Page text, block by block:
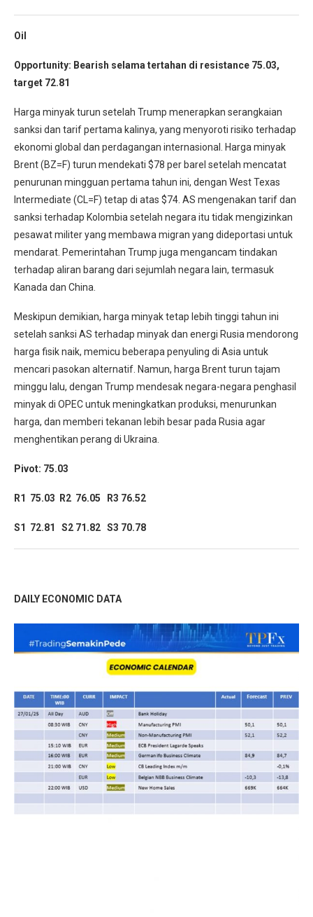
Oil
Opportunity: Bearish selama tertahan di resistance 75.03,
target 72.81
Harga minyak turun setelah Trump menerapkan serangkaian
sanksi dan tarif pertama kalinya, yang menyoroti risiko terhadap
ekonomi global dan perdagangan internasional. Harga minyak
Brent (BZ=F) turun mendekati $78 per barel setelah mencatat
penurunan mingguan pertama tahun ini, dengan West Texas
Intermediate (CL=F) tetap di atas $74. AS mengenakan tarif dan
sanksi terhadap Kolombia setelah negara itu tidak mengizinkan
pesawat militer yang membawa migran yang dideportasi untuk
mendarat. Pemerintahan Trump juga mengancam tindakan
terhadap aliran barang dari sejumlah negara lain, termasuk
Kanada dan China.
Meskipun demikian, harga minyak tetap lebih tinggi tahun ini
setelah sanksi AS terhadap minyak dan energi Rusia mendorong
harga fisik naik, memicu beberapa penyuling di Asia untuk
mencari pasokan alternatif. Namun, harga Brent turun tajam
minggu lalu, dengan Trump mendesak negara-negara penghasil
minyak di OPEC untuk meningkatkan produksi, menurunkan
harga, dan memberi tekanan lebih besar pada Rusia agar
menghentikan perang di Ukraina.
Pivot: 75.03
R1 75.03 R2 76.05 R3 76.52
S1 72.81 S2 71.82 S3 70.78
DAILY ECONOMIC DATA